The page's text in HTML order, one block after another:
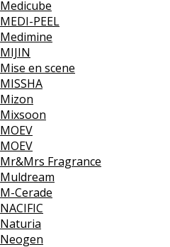
Medicube
MEDI-PEEL
Medimine
MIJIN
Mise en scene
MISSHA
Mizon
Mixsoon
MOEV
MOEV
Mr&Mrs Fragrance
Muldream
M-Cerade
NACIFIC
Naturia
Neogen